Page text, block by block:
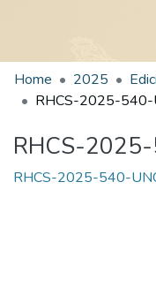
Home 2025
RHCS-
RHCS-2025-540-